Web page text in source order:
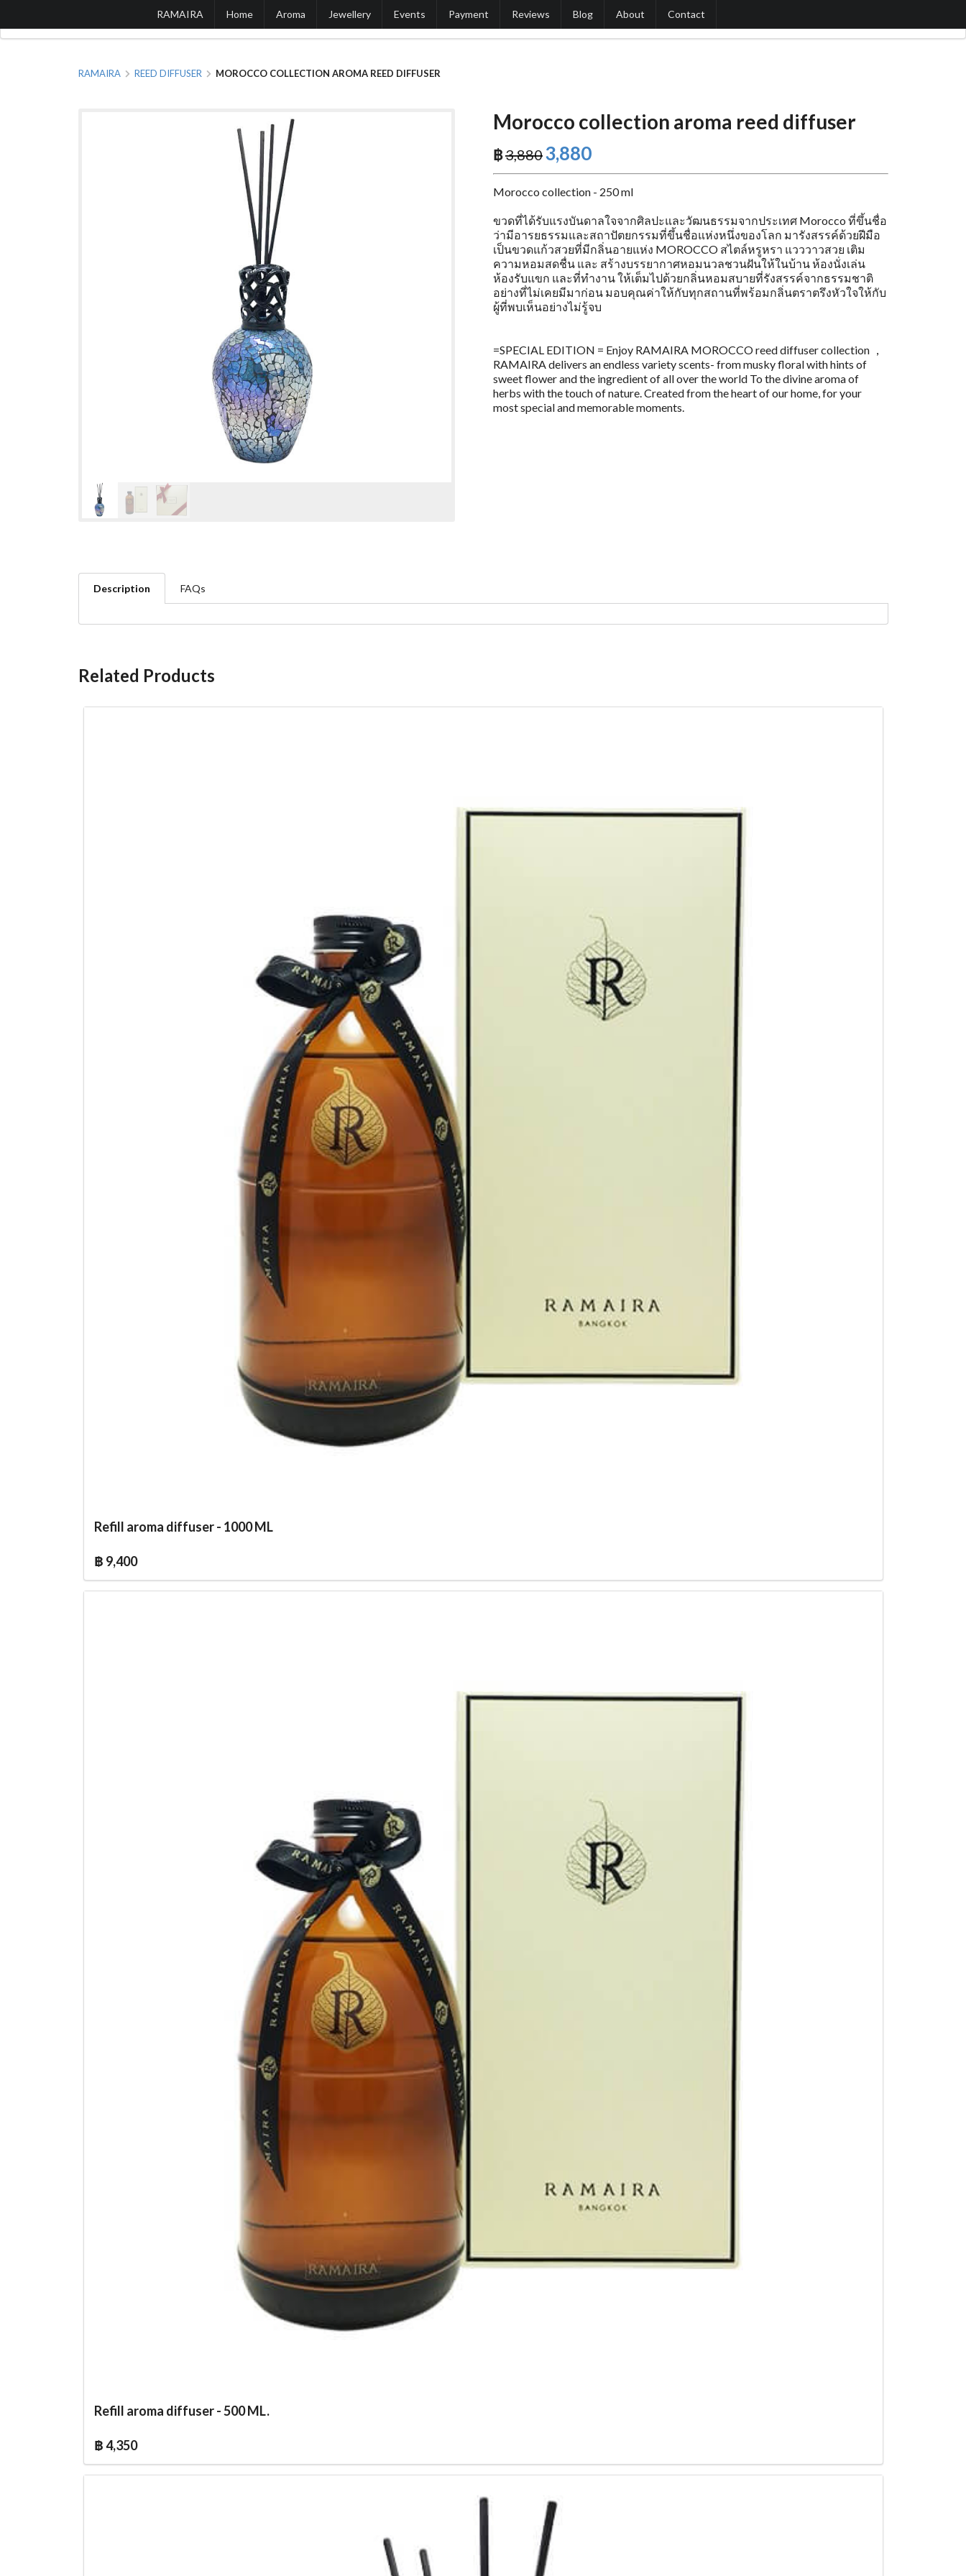
RAMAIRA Home Aroma Jewellery Events Payment Reviews Blog About Contact
RAMAIRA REED DIFFUSER MOROCCO COLLECTION AROMA REED DIFFUSER
Morocco collection aroma reed diffuser
฿3,8803,880
Morocco collection - 250 ml
ขวดที่ได้รับแรงบันดาลใจจากศิลปะและวัฒนธรรมจากประเทศ Morocco ที่ขึ้นชื่อ
ว่ามีอารยธรรมและสถาปัตยกรรมที่ขึ้นชื่อแห่งหนึ่งของโลก มารังสรรค์ด้วยฝีมือ
เป็นขวดแก้วสวยที่มีกลิ่นอายแห่ง MOROCCO สไตล์หรูหรา แวววาวสวย เติม
ความหอมสดชื่น และ สร้างบรรยากาศหอมนวลชวนฝันให้ในบ้าน ห้องนั่งเล่น
ห้องรับแขก และที่ทำงาน ให้เต็มไปด้วยกลิ่นหอมสบายที่รังสรรค์จากธรรมชาติ
อย่างที่ไม่เคยมีมาก่อน มอบคุณค่าให้กับทุกสถานที่พร้อมกลิ่นตราตรึงหัวใจให้กับ
ผู้ที่พบเห็นอย่างไม่รู้จบ
=SPECIAL EDITION = Enjoy RAMAIRA MOROCCO reed diffuser collection ，
RAMAIRA delivers an endless variety scents- from musky floral with hints of
sweet flower and the ingredient of all over the world To the divine aroma of
herbs with the touch of nature. Created from the heart of our home, for your
most special and memorable moments.
Description FAQs
Related Products
Refill aroma diffuser - 1000 ML
฿ 9,400
Refill aroma diffuser - 500 ML.
฿ 4,350